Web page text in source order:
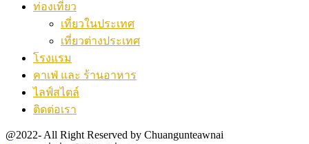
ท่องเที่ยว
เที่ยวในประเทศ
เที่ยวต่างประเทศ
โรงแรม
คาเฟ่ และ ร้านอาหาร
ไลฟ์สไตล์
ติดต่อเรา
@2022- All Right Reserved by Chuangunteawnai